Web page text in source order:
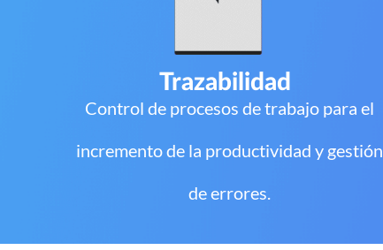
Control de procesos de trabajo para el
incremento de la productividad y gestión
de errores.
Trazabilidad